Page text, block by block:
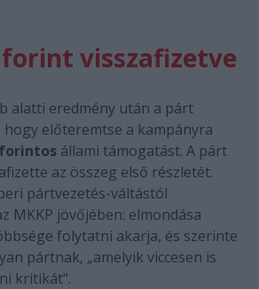
visszafizetve
alatti eredmény után a párt
előteremtse a kampányra
állami támogatást. A párt
az összeg első részletét.
pártvezetés-váltástól
MKKP jövőjében: elmondása
folytatni akarja, és szerinte
pártnak, „amelyik viccesen is
kritikát".